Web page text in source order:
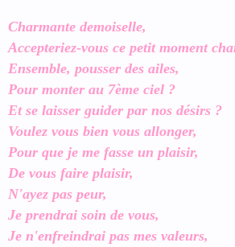
Charmante demoiselle,
Accepteriez-vous ce petit moment
Ensemble, pousser des ailes,
Pour monter au 7ème ciel ?
Et se laisser guider par nos désirs ?
Voulez vous bien vous allonger,
Pour que je me fasse un plaisir,
De vous faire plaisir,
N'ayez pas peur,
Je prendrai soin de vous,
Je n'enfreindrai pas mes valeurs,